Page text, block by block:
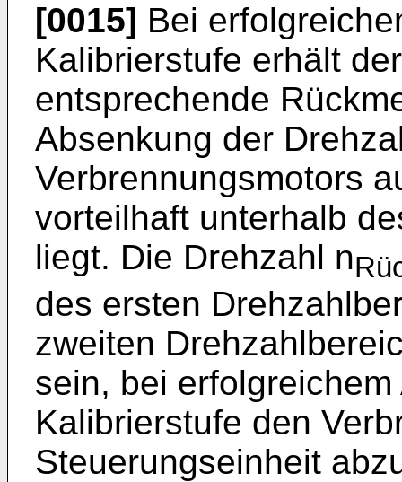
[0015] Bei
Kalibrierstufe erhält
entsprechende
Absenkung der
Verbrennungsmotors
vorteilhaft unterhalb
liegt. Die Drehzahl n
des ersten
zweiten
sein, bei
Kalibrierstufe den
Steuerungseinheit